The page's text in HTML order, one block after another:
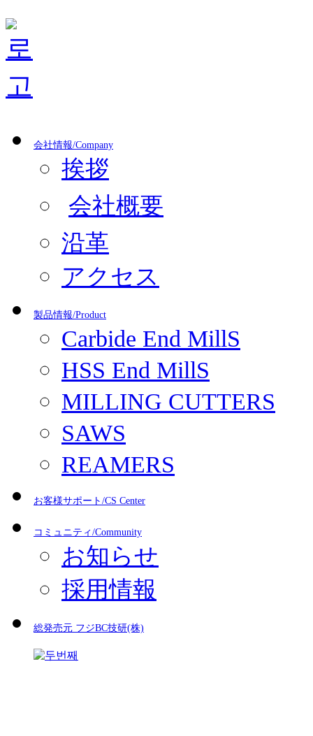
会社情報/Company
挨拶
会社概要
沿革
アクセス
製品情報/Product
Carbide End MillS
HSS End MillS
MILLING CUTTERS
SAWS
REAMERS
お客様サポート/CS Center
コミュニティ/Community
お知らせ
採用情報
総発売元 フジBC技研(株)